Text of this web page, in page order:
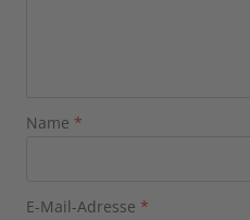
Name *
E-Mail-Adresse *